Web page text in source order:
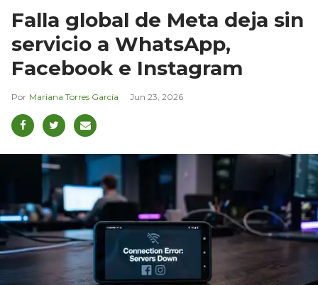
Falla global de Meta deja sin
servicio a WhatsApp,
Facebook e Instagram
Mariana Torres García Jun 23, 2026